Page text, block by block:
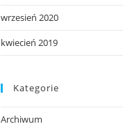
wrzesień 2020
kwiecień 2019
Kategorie
Archiwum